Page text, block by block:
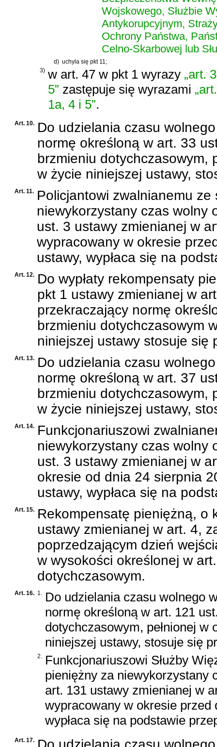
Wojskowego, Służbie
Antykorupcyjnym,
Ochrony Państwa,
Celno-Skarbowej lub
d) uchyla się pkt 11;
3) w art. 47 w pkt 1 wyrazy „art.
5” zastępuje się wyrazami
1a, 4 i 5”.
Art. 10. Do udzielania czasu
normę określoną w art. 33
brzmieniu dotychczasowym,
w życie niniejszej ustawy,
Art. 11. Policjantowi zwalnianemu ze
niewykorzystany czas wolny
ust. 3 ustawy zmienianej w
wypracowany w okresie
ustawy, wypłaca się na
Art. 12. Do wypłaty rekompensaty
pkt 1 ustawy zmienianej w
przekraczający normę
brzmieniu dotychczasowym
niniejszej ustawy stosuje się
Art. 13. Do udzielania czasu
normę określoną w art. 37
brzmieniu dotychczasowym,
w życie niniejszej ustawy,
Art. 14. Funkcjonariuszowi
niewykorzystany czas wolny
ust. 3 ustawy zmienianej w
okresie od dnia 24 sierpnia
ustawy, wypłaca się na
Art. 15. Rekompensatę pieniężną, o
ustawy zmienianej w art. 4,
poprzedzającym dzień
w wysokości określonej w
dotychczasowym.
Art. 16. 1.
Do udzielania czasu wolnego
normę określoną w art. 121
dotychczasowym, pełnionej
niniejszej ustawy, stosuje się
2.
Funkcjonariuszowi Służby
pieniężny za niewykorzystany
art. 131 ustawy zmienianej w
wypracowany w okresie
wypłaca się na podstawie
Art. 17.